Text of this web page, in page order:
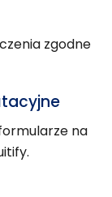
zgodne
na